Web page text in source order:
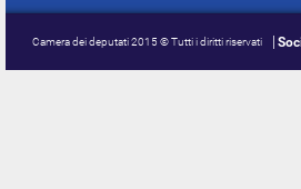
Camera dei deputati 2015 © Tutti i diritti riservati